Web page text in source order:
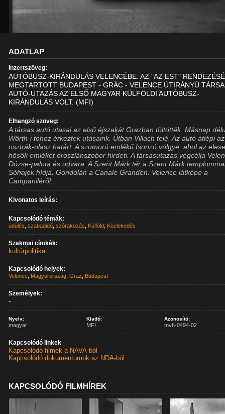
ADATLAP
Inzertszöveg:
AUTÓBUSZ-KIRÁNDULÁS VELENCÉBE. AZ "AZ EST"
MEGTARTOTT BUDAPEST - GRÁC - VELENCE ÚTIRÁNYÚ
AUTÓ-UTAZÁS AZ ELSŐ MAGYAR KÜLFÖLDI AUTÓBUSZ-
KIRÁNDULÁS VOLT. (MFI)
Elhangzó szöveg:
A társas autó utasai az első éjszakát Grazban töltötték. Másnap
Wörth-i tóhoz érkeztek utasaink. Útban Villach felé. Az autó átlépi az
osztrák-olasz határt. A szomorú emlékű Isonzó völgye, ahol az
hősök emlékét oroszlánszobor hirdeti. A társasutazás végcélja
Dózse-palota és udvara. A Szent Márk tér a Szent Márk
Sóhajok hídja. Gondolán a Canale Grandén. Velence látképe a
Campaniléről.
Kivonatos leírás:
Kapcsolódó témák:
üdülés ,szabadidő ,szórakozás Külföld Közlekedés
Szakmai címkék:
kultúrpolitika
Kapcsolódó helyek:
Velence Magyarország ,Graz Budapest
Személyek:
-
Nyelv:
magyar
Kiadó:
MFI
Azonosító:
mvh-0494-02
Kapcsolódó linkek
Kapcsolódó filmek a NAVA-ból
Kapcsolódó dokumentumok az NDA-ból
KAPCSOLÓDÓ FILMHÍREK